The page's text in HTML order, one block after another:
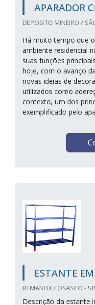
APARADOR
DEPOSITO MINEIRO /
Há muito tempo que
ambiente residencial
suas funções
hoje, com o avanço
novas ideias de
utilizados como
contexto, um dos
exemplificado pelo
ESTANTE
REMANOX / OSASCO - SP
Descrição da estante